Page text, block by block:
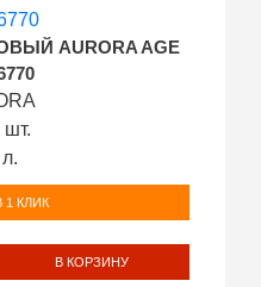
AURORA AGE
шт.
1 КЛИК
В КОРЗИНУ